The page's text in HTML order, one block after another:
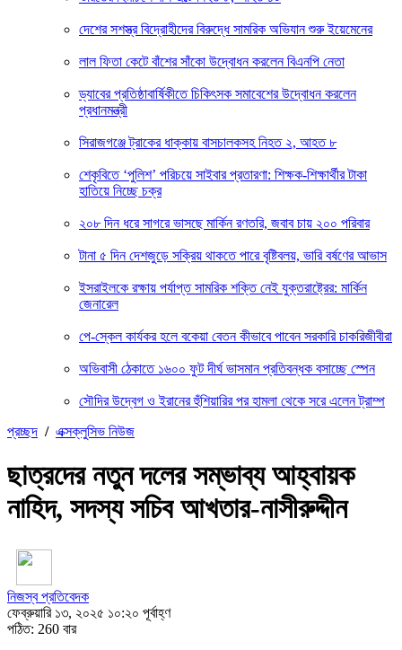
দেশের সশস্ত্র বিদ্রোহীদের বিরুদ্ধে সামরিক অভিযান শুরু ইয়েমেনের
লাল ফিতা কেটে বাঁশের সাঁকো উদ্বোধন করলেন বিএনপি নেতা
ড্যাবের প্রতিষ্ঠাবার্ষিকীতে চিকিৎসক সমাবেশের উদ্বোধন করলেন
প্রধানমন্ত্রী
সিরাজগঞ্জে ট্রাকের ধাক্কায় বাসচালকসহ নিহত ২, আহত ৮
শেকৃবিতে ‘পুলিশ’ পরিচয়ে সাইবার প্রতারণা: শিক্ষক-শিক্ষার্থীর টাকা
হাতিয়ে নিচ্ছে চক্র
২০৮ দিন ধরে সাগরে ভাসছে মার্কিন রণতরি, জবাব চায় ২০০ পরিবার
টানা ৫ দিন দেশজুড়ে সক্রিয় থাকতে পারে বৃষ্টিবলয়, ভারি বর্ষণের আভাস
ইসরাইলকে রক্ষায় পর্যাপ্ত সামরিক শক্তি নেই যুক্তরাষ্ট্রের: মার্কিন
জেনারেল
পে-স্কেল কার্যকর হলে বকেয়া বেতন কীভাবে পাবেন সরকারি চাকরিজীবীরা
অভিবাসী ঠেকাতে ১৬০০ ফুট দীর্ঘ ভাসমান প্রতিবন্ধক বসাচ্ছে স্পেন
সৌদির উদ্বেগ ও ইরানের হুঁশিয়ারির পর হামলা থেকে সরে এলেন ট্রাম্প
প্রচ্ছদ / এক্সক্লুসিভ নিউজ
ছাত্রদের নতুন দলের সম্ভাব্য আহ্বায়ক
নাহিদ, সদস্য সচিব আখতার-নাসীরুদ্দীন
নিজস্ব প্রতিবেদক
ফেব্রুয়ারি ১৩, ২০২৫ ১০:২০ পূর্বাহ্ণ
পঠিত: 260 বার